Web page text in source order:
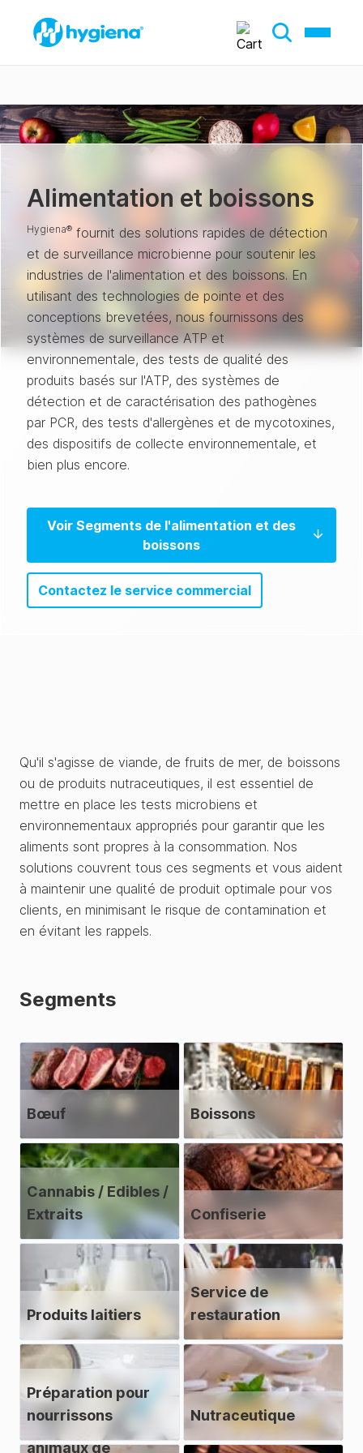
Alimentation et boissons
Hygiena® fournit des solutions rapides de détection
et de surveillance microbienne pour soutenir les
industries de l'alimentation et des boissons. En
utilisant des technologies de pointe et des
conceptions brevetées, nous fournissons des
systèmes de surveillance ATP et
environnementale, des tests de qualité des
produits basés sur l'ATP, des systèmes de
détection et de caractérisation des pathogènes
par PCR, des tests d'allergènes et de mycotoxines,
des dispositifs de collecte environnementale, et
bien plus encore.
Voir Segments de l'alimentation et des
boissons
Contactez le service commercial
Qu'il s'agisse de viande, de fruits de mer, de boissons
ou de produits nutraceutiques, il est essentiel de
mettre en place les tests microbiens et
environnementaux appropriés pour garantir que les
aliments sont propres à la consommation. Nos
solutions couvrent tous ces segments et vous aident
à maintenir une qualité de produit optimale pour vos
clients, en minimisant le risque de contamination et
en évitant les rappels.
Segments
Bœuf Boissons
Cannabis / Edibles /
Extraits
Confiserie
Produits laitiers
Service de
restauration
Préparation pour
nourrissons
Nutraceutique
Aliments pour
animaux de